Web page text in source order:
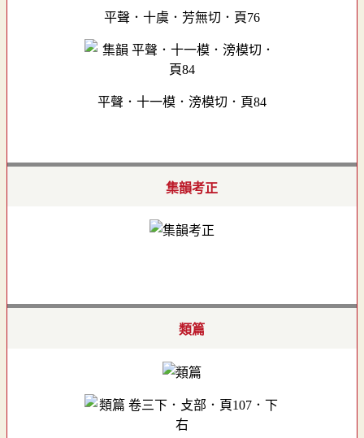
平聲．十虞．芳無切．頁76
平聲．十一模．滂模切．頁84
集韻考正
類篇